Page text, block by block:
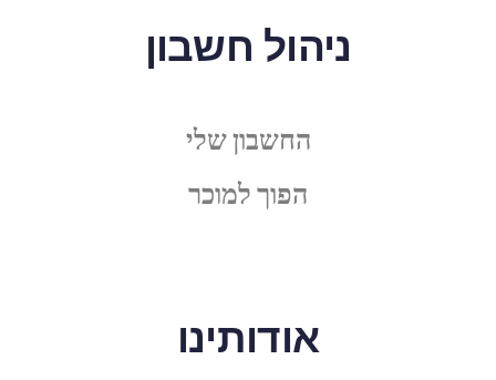
ניהול חשבון
החשבון שלי
הפוך למוכר
אודותינו